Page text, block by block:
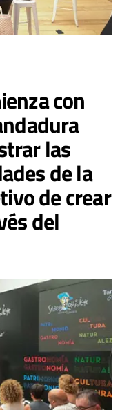
con
las
de la
de crear
del